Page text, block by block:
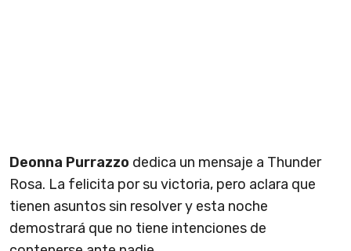
Deonna Purrazzo dedica un mensaje a Thunder
Rosa. La felicita por su victoria, pero aclara que
tienen asuntos sin resolver y esta noche
demostrará que no tiene intenciones de